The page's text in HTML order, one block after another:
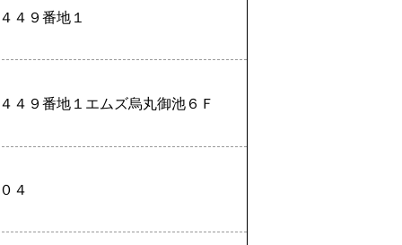
４９番地１
４９番地１エムズ烏丸御池６Ｆ
４